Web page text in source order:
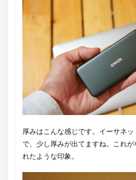
厚みはこんな感じです。イーサネ
で、少し厚みが出てますね。これ
れたような印象。